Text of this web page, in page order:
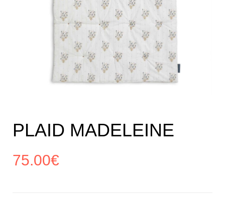
PLAID MADELEINE
75.00€